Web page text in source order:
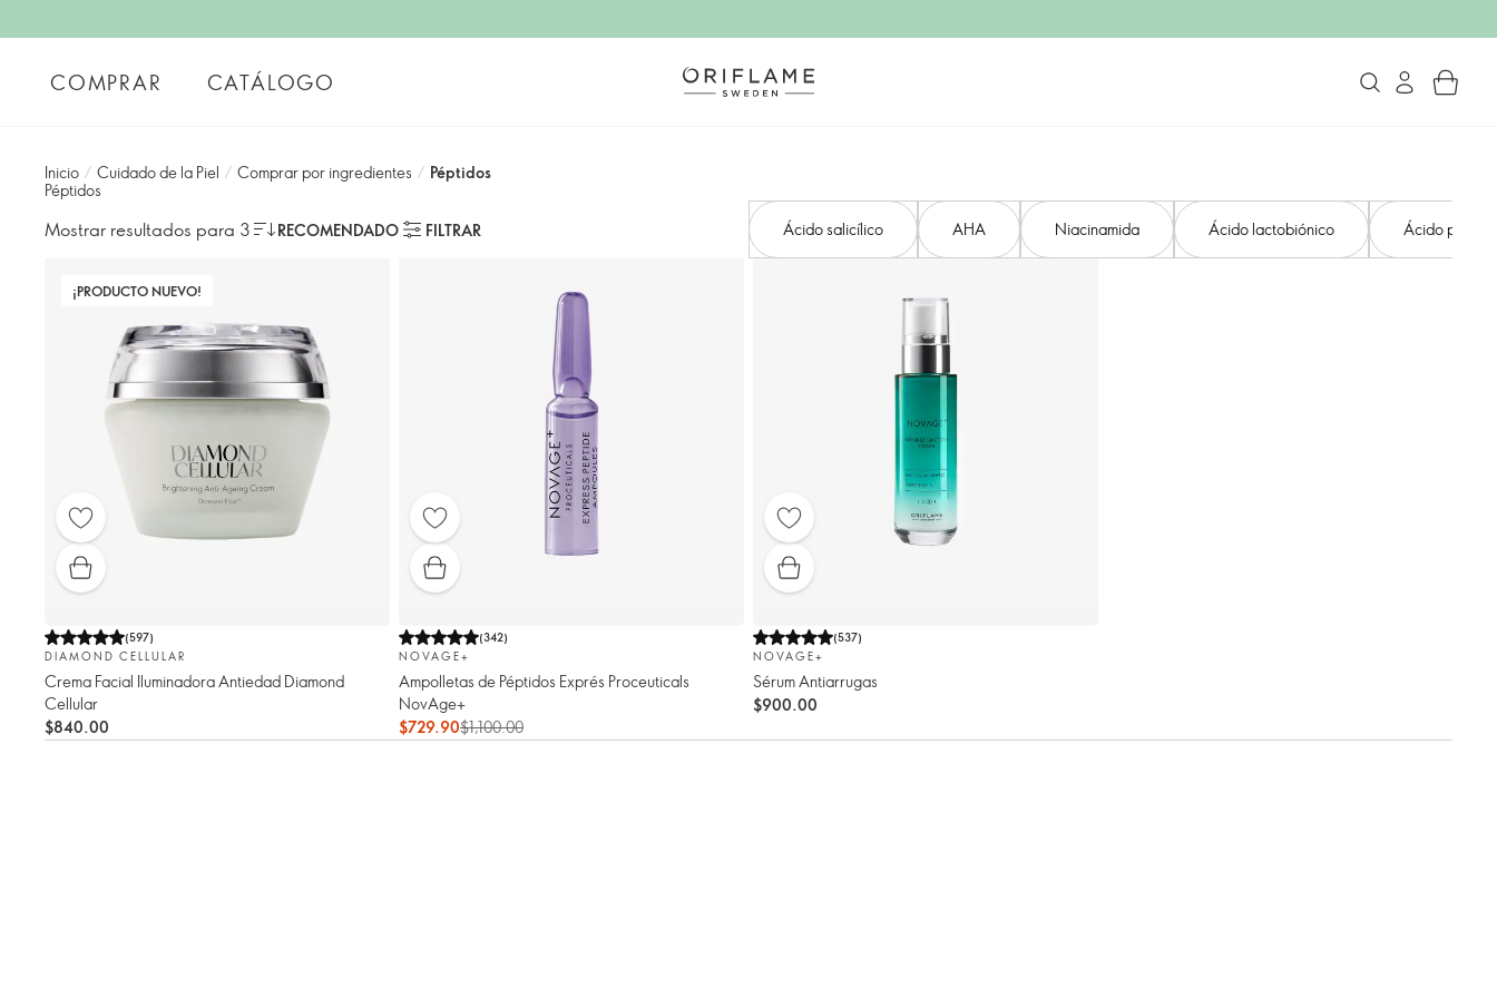
COMPRAR CATÁLOGO
Inicio / Cuidado de la Piel / Comprar por ingredientes / Péptidos
Péptidos
Mostrar resultados para 3 RECOMENDADO FILTRAR Ácido salicílico AHA Niacinamida Ácido lactobiónico Ácido
¡PRODUCTO NUEVO!
(597)
DIAMOND CELLULAR
Crema Facial Iluminadora Antiedad Diamond
Cellular
$840.00
(342)
NOVAGE+
Ampolletas de Péptidos Exprés Proceuticals
NovAge+
$729.90$1,100.00
(537)
NOVAGE+
Sérum Antiarrugas
$900.00